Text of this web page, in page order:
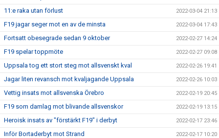
11:e raka utan förlust 2022-03-04 21:13
F19 jagar seger mot en av de minsta 2022-03-04 17:43
Fortsatt obesegrade sedan 9 oktober 2022-02-27 14:24
F19 spelar toppmöte 2022-02-27 09:08
Uppsala tog ett stort steg mot allsvenskt kval 2022-02-26 19:41
Jagar liten revansch mot kvaljagande Uppsala 2022-02-26 10:03
Vettig insats mot allsvenska Örebro 2022-02-19 20:45
F19 som damlag mot blivande allsvenskor 2022-02-19 13:15
Heroisk insats av "förstärkt F19" i derbyt 2022-02-17 23:46
Inför Bortaderbyt mot Strand 2022-02-17 10:20